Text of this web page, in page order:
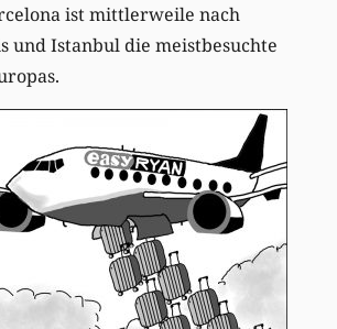
ist mittlerweile nach
und Istanbul die meistbesuchte